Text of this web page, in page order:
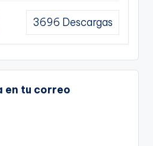
3696 Descargas
en tu correo